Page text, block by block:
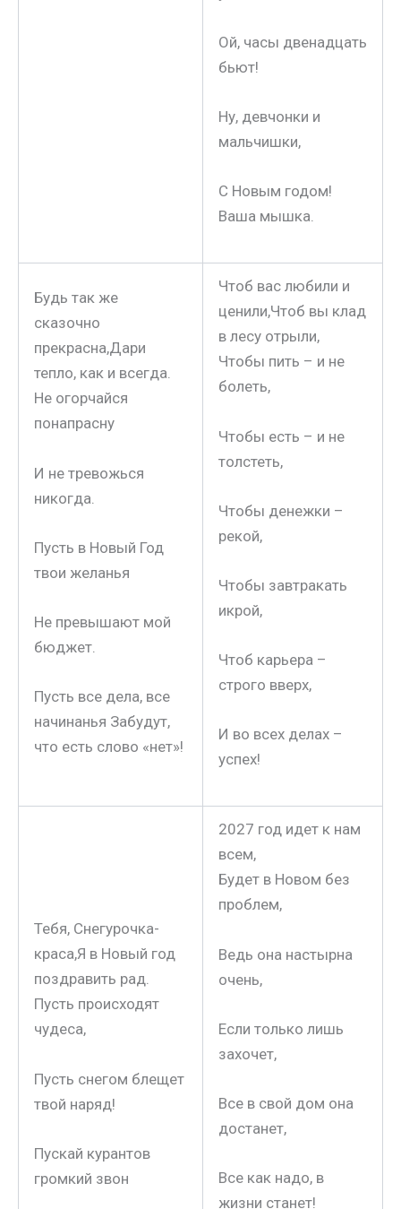
Ой, часы двенадцать
бьют!
Ну, девчонки и
мальчишки,
С Новым годом!
Ваша мышка.
Будь так же
сказочно
прекрасна,Дари
тепло, как и всегда.
Не огорчайся
понапрасну
И не тревожься
никогда.
Пусть в Новый Год
твои желанья
Не превышают мой
бюджет.
Пусть все дела, все
начинанья Забудут,
что есть слово «нет»!
Чтоб вас любили и
ценили,Чтоб вы клад
в лесу отрыли,
Чтобы пить – и не
болеть,
Чтобы есть – и не
толстеть,
Чтобы денежки –
рекой,
Чтобы завтракать
икрой,
Чтоб карьера –
строго вверх,
И во всех делах –
успех!
Тебя, Снегурочка-
краса,Я в Новый год
поздравить рад.
Пусть происходят
чудеса,
Пусть снегом блещет
твой наряд!
Пускай курантов
громкий звон
2027 год идет к нам
всем,
Будет в Новом без
проблем,
Ведь она настырна
очень,
Если только лишь
захочет,
Все в свой дом она
достанет,
Все как надо, в
жизни станет!